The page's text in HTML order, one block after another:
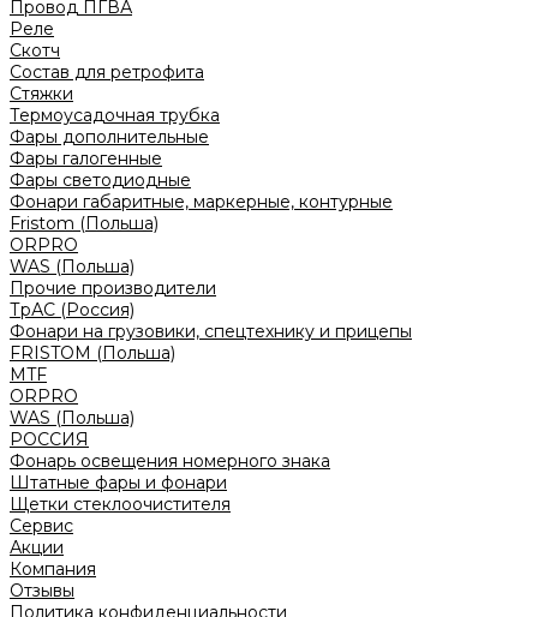
Провод ПГВА
Реле
Скотч
Состав для ретрофита
Стяжки
Термоусадочная трубка
Фары дополнительные
Фары галогенные
Фары светодиодные
Фонари габаритные, маркерные, контурные
Fristom (Польша)
ORPRO
WAS (Польша)
Прочие производители
ТрАС (Россия)
Фонари на грузовики, спецтехнику и прицепы
FRISTOM (Польша)
MTF
ORPRO
WAS (Польша)
РОССИЯ
Фонарь освещения номерного знака
Штатные фары и фонари
Щетки стеклоочистителя
Сервис
Акции
Компания
Отзывы
Политика конфиденциальности